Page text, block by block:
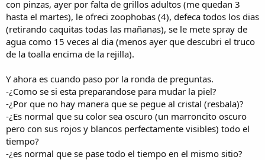
con pinzas, ayer por falta de grillos adultos (me quedan 3
hasta el martes), le ofreci zoophobas (4), defeca todos los dias
(retirando caquitas todas las mañanas), se le mete spray de
agua como 15 veces al dia (menos ayer que descubri el truco
de la toalla encima de la rejilla).
Y ahora es cuando paso por la ronda de preguntas.
-¿Como se si esta preparandose para mudar la piel?
-¿Por que no hay manera que se pegue al cristal (resbala)?
-¿Es normal que su color sea oscuro (un marroncito oscuro
pero con sus rojos y blancos perfectamente visibles) todo el
tiempo?
-¿es normal que se pase todo el tiempo en el mismo sitio?